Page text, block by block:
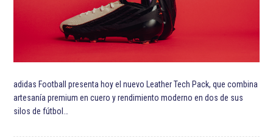
adidas Football presenta hoy el nuevo Leather Tech Pack, que combina
artesanía premium en cuero y rendimiento moderno en dos de sus
silos de fútbol…